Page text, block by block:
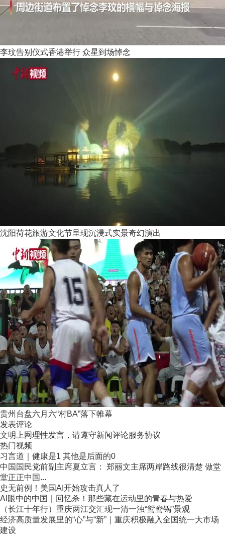
李玟告别仪式香港举行 众星到场悼念
沈阳荷花旅游文化节呈现沉浸式实景奇幻演出
贵州台盘六月六“村BA”落下帷幕
发表评论
文明上网理性发言，请遵守新闻评论服务协议
热门视频
习言道｜健康是1 其他是后面的0
中国国民党前副主席夏立言： 郑丽文主席两岸路线很清楚 做堂
堂正正中国...
史无前例！美国AI开始攻击真人了
AI眼中的中国｜回忆杀！那些藏在运动里的青春与热爱
（长江十年行）重庆两江交汇现一清一浊“鸳鸯锅”景观
经济高质量发展里的“心”与“新”｜重庆积极融入全国统一大市场
建设